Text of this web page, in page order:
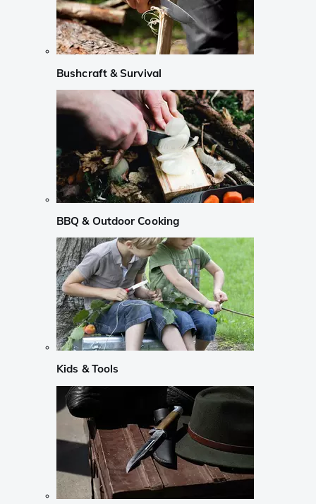
Bushcraft & Survival
BBQ & Outdoor Cooking
Kids & Tools